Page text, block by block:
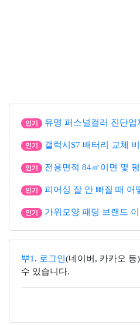
인기 유명 퍼스널컬러 진단업
인기 갤럭시S7 배터리 교체
인기 전용면적 84㎡이면 몇
인기 피어싱 잘 안 빠질 때 어
인기 가위모양 패딩 브랜드
뿌1 . 로그인 (네이버, 카카오 등
수 있습니다.